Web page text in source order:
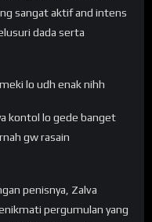
sangat aktif and intens
dada serta
lo udh enak nihh
kontol lo gede banget
gw rasain
penisnya, Zalva
pergumulan yang